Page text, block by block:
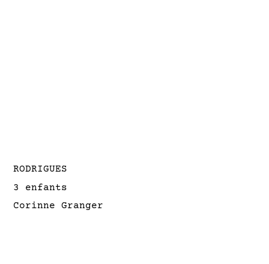
RODRIGUES
Corinne Granger
3 enfants